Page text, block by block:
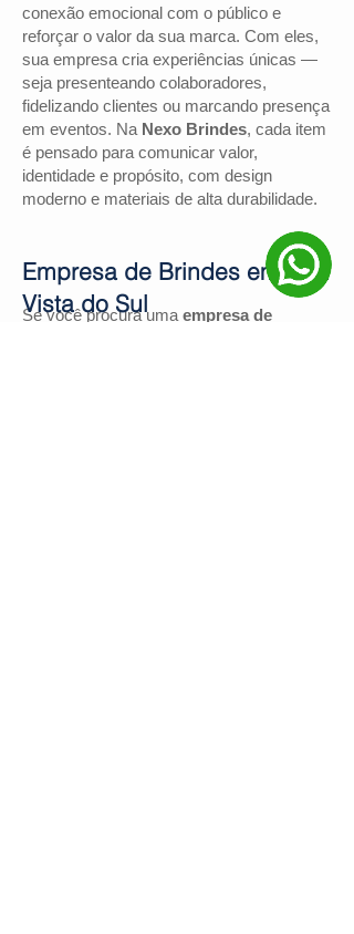
conexão emocional com o público e
reforçar o valor da sua marca. Com eles,
sua empresa cria experiências únicas —
seja presenteando colaboradores,
fidelizando clientes ou marcando presença
em eventos. Na Nexo Brindes, cada item
é pensado para comunicar valor,
identidade e propósito, com design
moderno e materiais de alta durabilidade.
Se você procura uma empresa de
Empresa de Brindes em Boa
Vista do Sul